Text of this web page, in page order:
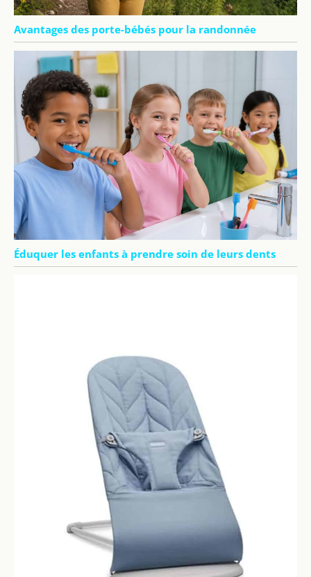
Avantages des porte-bébés pour la randonnée
Éduquer les enfants à prendre soin de leurs dents